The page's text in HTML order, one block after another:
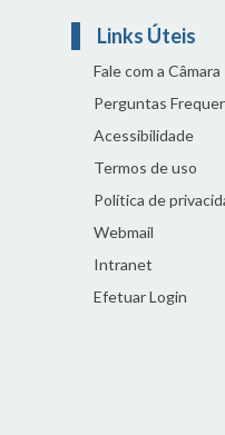
Links Úteis
Fale com a Câmara
Perguntas
Acessibilidade
Termos de uso
Política de
Webmail
Intranet
Efetuar Login